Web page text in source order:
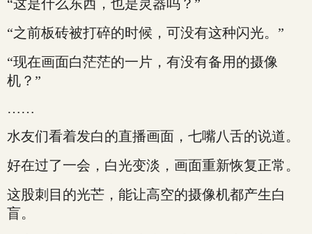
“这是什么东西，也是灵器吗？”
“之前板砖被打碎的时候，可没有这种闪光。”
“现在画面白茫茫的一片，有没有备用的摄像
机？”
……
水友们看着发白的直播画面，七嘴八舌的说道。
好在过了一会，白光变淡，画面重新恢复正常。
这股刺目的光芒，能让高空的摄像机都产生白
盲。